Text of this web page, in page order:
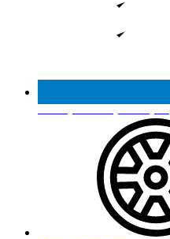
Реестр МинПромТорга